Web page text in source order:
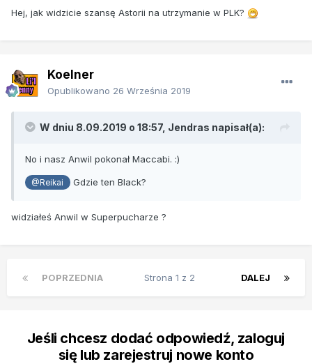
Hej, jak widzicie szansę Astorii na utrzymanie w PLK?
Koelner
Opublikowano 26 Września 2019
W dniu 8.09.2019 o 18:57, Jendras napisał(a):
No i nasz Anwil pokonał Maccabi. :)
@Reikai Gdzie ten Black?
widziałeś Anwil w Superpucharze ?
POPRZEDNIA DALEJ
Strona 1 z 2
Jeśli chcesz dodać odpowiedź, zaloguj
się lub zarejestruj nowe konto